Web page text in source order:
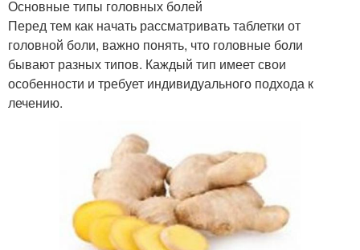
Основные типы головных болей
Перед тем как начать рассматривать таблетки от
головной боли, важно понять, что головные боли
бывают разных типов. Каждый тип имеет свои
особенности и требует индивидуального подхода к
лечению.